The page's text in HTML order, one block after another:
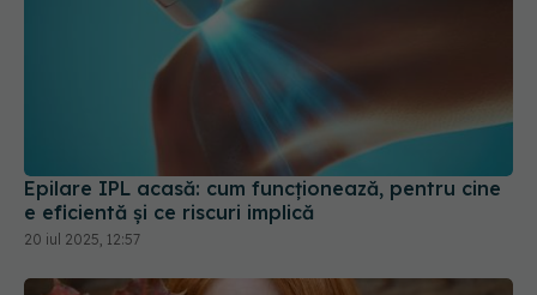
Epilare IPL acasă: cum funcționează, pentru cine
e eficientă și ce riscuri implică
20 iul 2025, 12:57